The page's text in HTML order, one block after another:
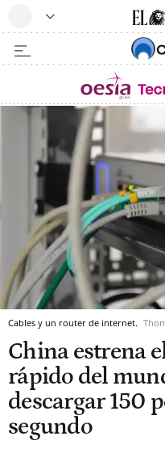
Cables y un router de internet.
China estrena
rápido del
descargar 150
segundo